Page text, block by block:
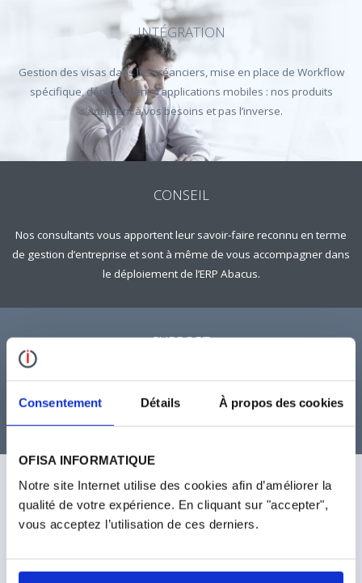
Consentement Détails À propos des cookies
OFISA INFORMATIQUE
Notre site Internet utilise des cookies afin d’améliorer la
qualité de votre expérience. En cliquant sur "accepter",
vous acceptez l’utilisation de ces derniers.
INTÉGRATION
Gestion des visas dans les créanciers, mise en place de Workflow
spécifique, déploiement d’applications mobiles : nos produits
s’adaptent à vos besoins et pas l’inverse.
CONSEIL
Nos consultants vous apportent leur savoir-faire reconnu en terme
de gestion d’entreprise et sont à même de vous accompagner dans
le déploiement de l’ERP Abacus.
SUPPORT
Une assistance efficace et disponible pour répondre à toutes vos
questions et problématiques logicielles et une équipe compétente
GESTION ET INSTALLATION DE VOS
INFRASTRUCTURES
la gestion complète de leur parc informatique. Nous installons des